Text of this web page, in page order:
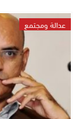
عدالة ومجتمع